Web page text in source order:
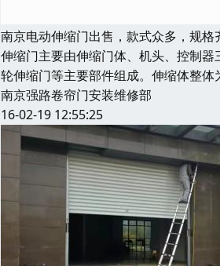
南京电动伸缩门出售，款式众多，规格
伸缩门主要由伸缩门体、机头、控制
轮伸缩门等主要部件组成。伸缩体整
南京强路卷帘门安装维修部
16-02-19 12:55:25